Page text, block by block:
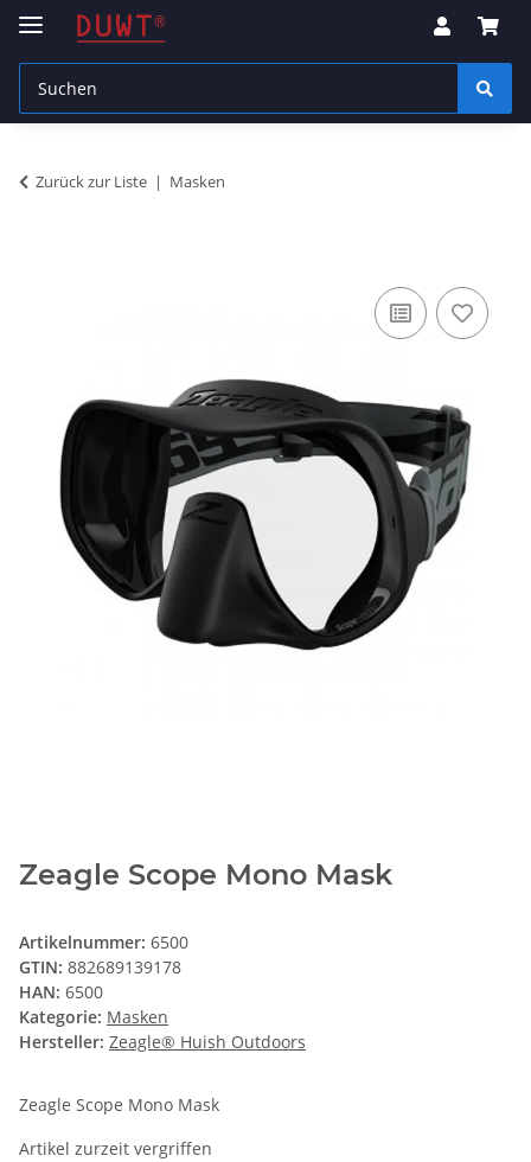
Zurück zur Liste Masken
Zeagle Scope Mono Mask
Artikelnummer: 6500
GTIN: 882689139178
HAN: 6500
Kategorie: Masken
Hersteller: Zeagle® Huish Outdoors
Zeagle Scope Mono Mask
Artikel zurzeit vergriffen